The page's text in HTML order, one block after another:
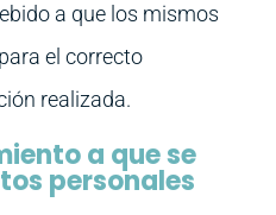
a que los mismos
el correcto
realizada.
a que se
personales